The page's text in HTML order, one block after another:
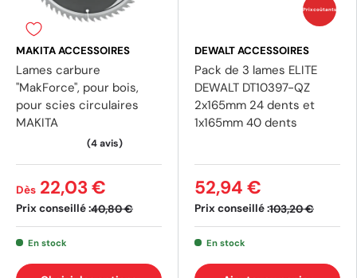
(1 avis)
MAKITA ACCESSOIRES
Lames carbure
"MakForce", pour bois,
pour scies circulaires
MAKITA
Prix conseillé :40,80 €
Dès 22,03 €
En stock
Prix coûtants
DEWALT ACCESSOIRES
Pack de 3 lames ELITE
DEWALT DT10397-QZ
2x165mm 24 dents et
1x165mm 40 dents
Prix conseillé :103,20 €
52,94 €
En stock